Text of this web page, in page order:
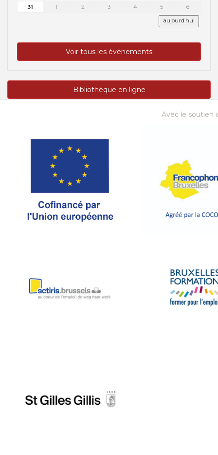
31
1 2 3 4 5 6
aujourd’hui
Voir tous les événements
Bibliothèque en ligne
Avec le soutien